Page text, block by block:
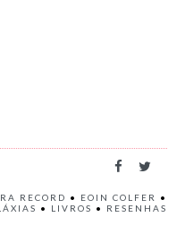
RECORD • EOIN COLFER
•
• LIVROS • RESENHAS